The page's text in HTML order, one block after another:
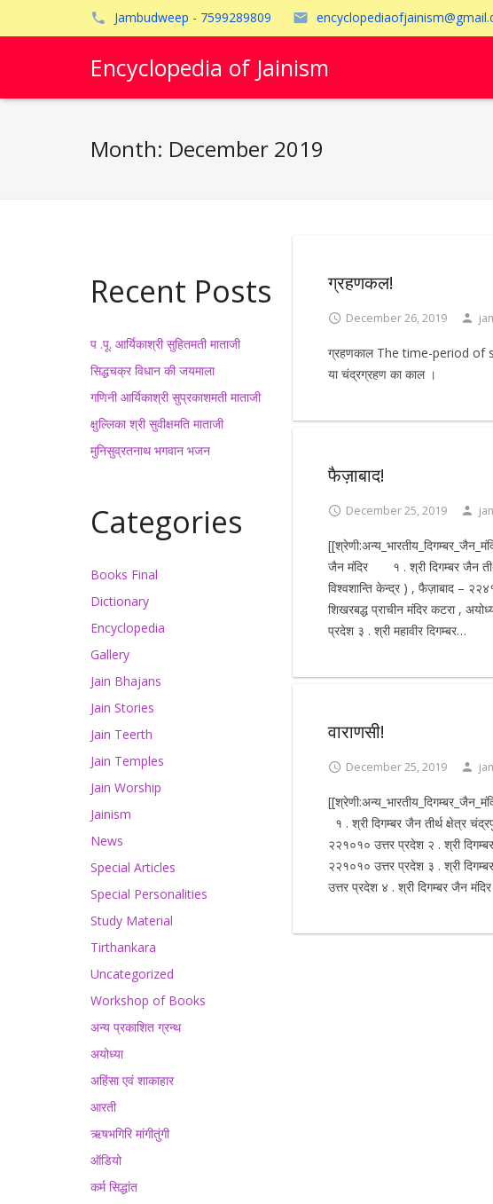
Jambudweep - 7599289809
Encyclopedia of Jainism
Month: December 2019
ग्रहणकल!
December 26, 2019
ग्रहणकाल The time-period of
या चंद्रग्रहण का काल ।
फैज़ाबाद!
December 25, 2019
जैन मंदिर १ . श्री दिगम्बर जैन
विश्वशान्ति केन्द्र ) , फैज़ाबाद –
शिखरबद्ध प्राचीन मंदिर कटरा ,
प्रदेश ३ . श्री महावीर दिगम्बर…
वाराणसी!
December 25, 2019
१ . श्री दिगम्बर जैन तीर्थ क्षेत्र
२२१०१० उत्तर प्रदेश २ . श्री
२२१०१० उत्तर प्रदेश ३ . श्री
उत्तर प्रदेश ४ . श्री दिगम्बर जैन
Recent Posts
प .पू. आर्यिकाश्री सुहितमती माताजी
सिद्धचक्र विधान की जयमाला
गणिनी आर्यिकाश्री सुप्रकाशमती माताजी
क्षुल्लिका श्री सुवीक्षमति माताजी
मुनिसुव्रतनाथ भगवान भजन
Categories
Books Final
Dictionary
Encyclopedia
Gallery
Jain Bhajans
Jain Stories
Jain Teerth
Jain Temples
Jain Worship
Jainism
News
Special Articles
Special Personalities
Study Material
Tirthankara
Uncategorized
Workshop of Books
अन्य प्रकाशित ग्रन्थ
अयोध्या
अहिंसा एवं शाकाहार
आरती
ऋषभगिरि मांगीतुंगी
ऑडियो
कर्म सिद्धांत